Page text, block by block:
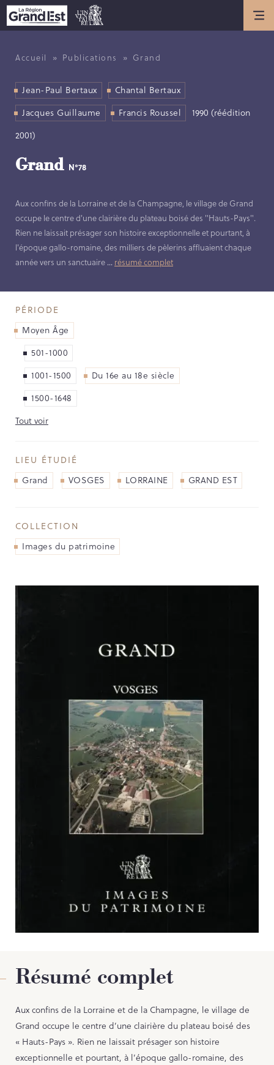
Actualités
ACTUALITÉS
GÉNÉRAL DU PATRIMOINE
CULTUREL
Présentation
LES MISSIONS DE L’INVENTAIRE
HISTOIRE DE L’INVENTAIRE
GÉNÉRAL
LES MÉTIERS DE L’INVENTAIRE
GÉNÉRAL
LES MEMBRES DE L’ÉQUIPE
Opérations
Publications
TOUTES LES PUBLICATIONS
CLEFS DU PATRIMOINE
HORS COLLECTION
INVENTAIRE TOPOGRAPHIQUE
ITINÉRAIRES DU PATRIMOINE
Agenda
Ressources
CATALOGUE BIBLIOGRAPHIQUE
NOS CENTRES DE DOCUMENTATION
NOS EXPOSITIONS
BASES DE DONNÉES DU
PATRIMOINE
ANNIVERSAIRE DE L’INVENTAIRE
GÉNÉRAL
Contact
PORTAIL CULTURE
Comité d'Histoire Régionale
Service Inventaire et Patrimoines de la Région Grand Est
Accueil » Publications » Grand
Jean-Paul Bertaux
Chantal Bertaux
Jacques Guillaume
Francis Roussel
1990 (réédition
2001)
Grand N°78
Aux confins de la Lorraine et de la Champagne, le village de Grand
occupe le centre d'une clairière du plateau boisé des "Hauts-Pays".
Rien ne laissait présager son histoire exceptionnelle et pourtant, à
l'époque gallo-romaine, des milliers de pèlerins affluaient chaque
année vers un sanctuaire ... résumé complet
PÉRIODE
Moyen Âge
501-1000
1001-1500
Du 16e au 18e siècle
1500-1648
Tout voir
LIEU ÉTUDIÉ
Grand
VOSGES LORRAINE GRAND EST
COLLECTION
Images du patrimoine
Résumé complet
Aux confins de la Lorraine et de la Champagne, le village de
Grand occupe le centre d’une clairière du plateau boisé des
« Hauts-Pays ». Rien ne laissait présager son histoire
exceptionnelle et pourtant, à l’époque gallo-romaine, des